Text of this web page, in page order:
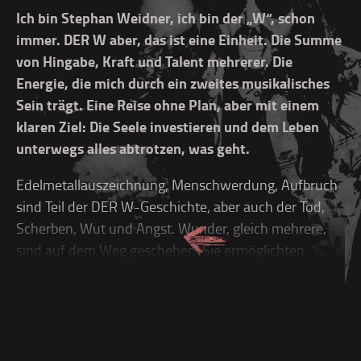
Ich bin Stephan Weidner, ich bin der „W“, schon
immer. DER W aber, das ist eine Einheit. Die Summe
von Hingabe, Kraft und Talent mehrerer. Die
Energie, die mich durch ein zweites musikalisches
Sein trägt. Eine Reise ohne Plan, aber mit einem
klaren Ziel: Die Seele investieren und dem Leben
unterwegs alles abtrotzen, was geht.
Edelmetallauszeichnung, Menschwerdung, Aufbruch
sind Teil der DER W-Geschichte, aber auch der Tod,
Scherben, Wut und Angst. Wunder, gleich mehrere,
sind auf dem Weg geschehen. Sie ermöglichten